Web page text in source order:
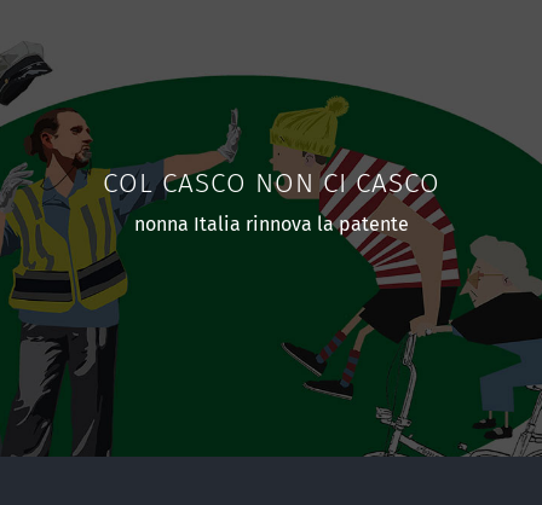
COL CASCO NON CI CASCO
nonna Italia rinnova la patente